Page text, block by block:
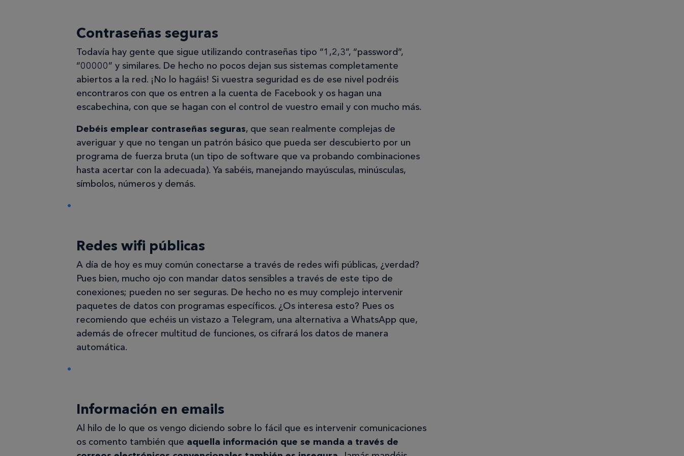
Contraseñas seguras
Todavía hay gente que sigue utilizando contraseñas tipo “1,2,3”, “password”,
“00000” y similares. De hecho no pocos dejan sus sistemas completamente
abiertos a la red. ¡No lo hagáis! Si vuestra seguridad es de ese nivel podréis
encontraros con que os entren a la cuenta de Facebook y os hagan una
escabechina, con que se hagan con el control de vuestro email y con mucho más.
Debéis emplear contraseñas seguras, que sean realmente complejas de
averiguar y que no tengan un patrón básico que pueda ser descubierto por un
programa de fuerza bruta (un tipo de software que va probando combinaciones
hasta acertar con la adecuada). Ya sabéis, manejando mayúsculas, minúsculas,
símbolos, números y demás.
Redes wifi públicas
A día de hoy es muy común conectarse a través de redes wifi públicas, ¿verdad?
Pues bien, mucho ojo con mandar datos sensibles a través de este tipo de
conexiones; pueden no ser seguras. De hecho no es muy complejo intervenir
paquetes de datos con programas específicos. ¿Os interesa esto? Pues os
recomiendo que echéis un vistazo a Telegram, una alternativa a WhatsApp que,
además de ofrecer multitud de funciones, os cifrará los datos de manera
automática.
Información en emails
Al hilo de lo que os vengo diciendo sobre lo fácil que es intervenir comunicaciones
os comento también que aquella información que se manda a través de